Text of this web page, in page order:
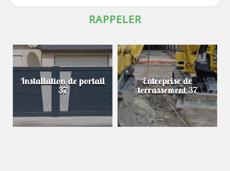
Installation de portail
37
Entreprise de
terrassement 37